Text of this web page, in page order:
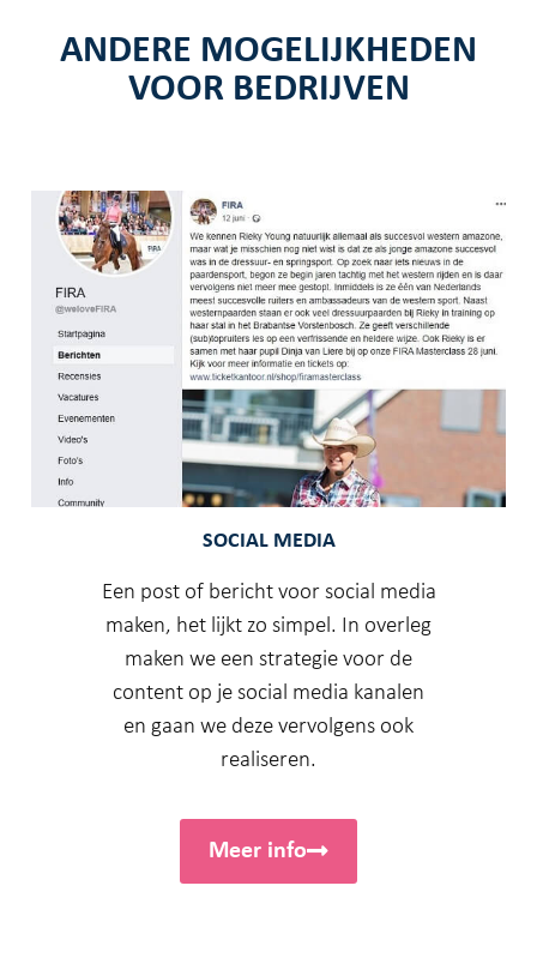
ANDERE MOGELIJKHEDEN
VOOR BEDRIJVEN
SOCIAL MEDIA
Een post of bericht voor social media
maken, het lijkt zo simpel. In overleg
maken we een strategie voor de
content op je social media kanalen
en gaan we deze vervolgens ook
realiseren.
Meer info